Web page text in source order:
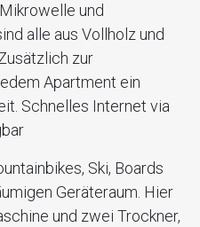
und
alle aus Vollholz und
zur
Apartment ein
Schnelles Internet via
Ski, Boards
Geräteraum. Hier
und zwei Trockner,